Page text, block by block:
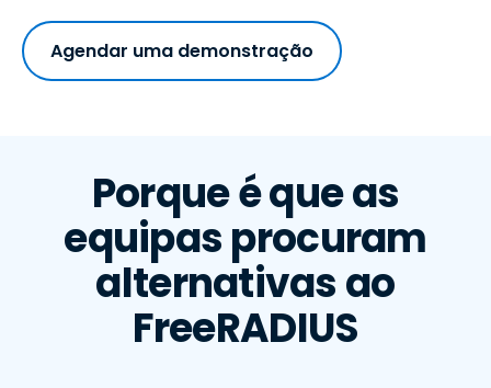
Agendar uma demonstração
Porque é que as
equipas procuram
alternativas ao
FreeRADIUS